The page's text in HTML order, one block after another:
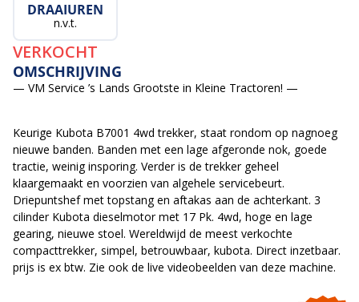
DRAAIUREN
n.v.t.
VERKOCHT
OMSCHRIJVING
— VM Service ’s Lands Grootste in Kleine Tractoren! —
Keurige Kubota B7001 4wd trekker, staat rondom op nagnoeg
nieuwe banden. Banden met een lage afgeronde nok, goede
tractie, weinig insporing. Verder is de trekker geheel
klaargemaakt en voorzien van algehele servicebeurt.
Driepuntshef met topstang en aftakas aan de achterkant. 3
cilinder Kubota dieselmotor met 17 Pk. 4wd, hoge en lage
gearing, nieuwe stoel. Wereldwijd de meest verkochte
compacttrekker, simpel, betrouwbaar, kubota. Direct inzetbaar.
prijs is ex btw. Zie ook de live videobeelden van deze machine.